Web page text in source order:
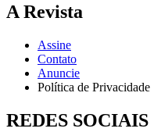
A Revista
Assine
Contato
Anuncie
Política de Privacidade
REDES SOCIAIS